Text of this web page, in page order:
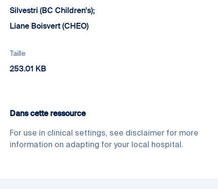
Silvestri (BC Children's);
Liane Boisvert (CHEO)
Taille
253.01 KB
Dans cette ressource
For use in clinical settings, see disclaimer for more
information on adapting for your local hospital.